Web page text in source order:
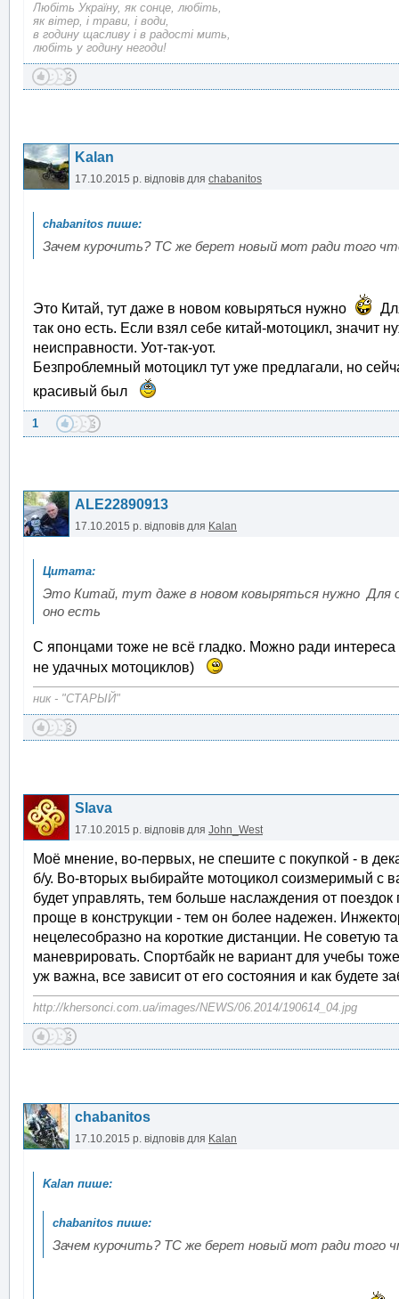
Любіть Україну, як сонце, любіть,
як вітер, і трави, і води,
в годину щасливу і в радості мить,
любіть у годину негоди!
Kalan
17.10.2015 р. відповів для chabanitos
Зачем курочить? ТС же берет новый мот ради того
Это Китай, тут даже в новом ковыряться нужно
так оно есть. Если взял себе китай-мотоцикл, значит
неисправности. Уот-так-уот.
Безпроблемный мотоцикл тут уже предлагали, но
красивый был
1
ALE22890913
17.10.2015 р. відповів для Kalan
Это Китай, тут даже в новом ковыряться нужно Для
оно есть
С японцами тоже не всё гладко. Можно ради
не удачных мотоциклов)
ник - "СТАРЫЙ"
Slava
17.10.2015 р. відповів для John_West
Моё мнение, во-первых, не спешите с покупкой - в
б/у. Во-вторых выбирайте мотоцикол соизмеримый с
будет управлять, тем больше наслаждения от
проще в конструкции - тем он более надежен.
нецелесобразно на короткие дистанции. Не советую
маневрировать. Спортбайк не вариант для учебы
уж важна, все зависит от его состояния и как будете
http://khersonci.com.ua/images/NEWS/06.2014/190614_04.jpg
chabanitos
17.10.2015 р. відповів для Kalan
Зачем курочить? ТС же берет новый мот ради того